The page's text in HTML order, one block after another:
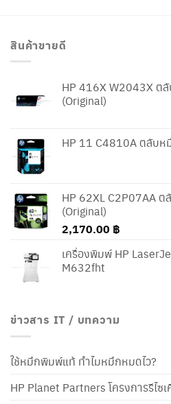
สินค้าขายดี
HP 416X W2043X ต
(Original)
HP 11 C4810A ตลับห
HP 62XL C2P07AA
(Original)
2,170.00 ฿
เครื่องพิมพ์ HP
M632fht
ข่าวสาร IT / บทความ
ใช้หมึกพิมพ์แท้ ทำไมหมึกหมดไว?
HP Planet Partners โครงการรีไซ